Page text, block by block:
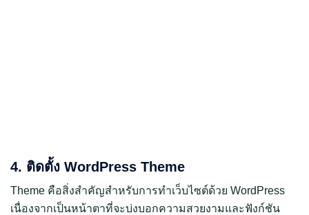
4. ติดตั้ง WordPress Theme
Theme คือสิ่งสำคัญสำหรับการทำเว็บไซต์ด้วย WordPress
เนื่องจากเป็นหน้าตาที่จะบ่งบอกความสวยงามและฟังก์ชัน